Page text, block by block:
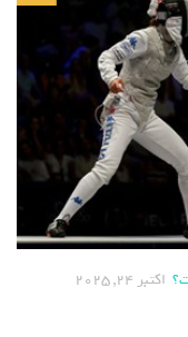
اکتبر 24, 2025